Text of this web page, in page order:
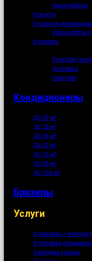
Наши работы
Новости
Полезная
Калькулятор
Контакты
Способы
Доставка
Гарантии
Кондиционеры
До 20 м²
До 25 м²
До 35 м²
До 53 м²
До 75 м²
До 90 м²
До 108 м²
Бризеры
Услуги
Установка / монтаж
Установка
Закладка трассы